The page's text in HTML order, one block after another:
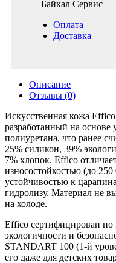
— Байкал Сервис
Оплата
Доставка
Описание
Отзывы (0)
Искусственная кожа
разработанный на
полиуретана, что ранее
25% силикон, 39%
7% хлопок. Effico
износостойкостью (до
устойчивостью к
гидролизу. Материал не
на холоде.
Effico сертифицирован
экологичности и
STANDART 100 (1-й
его даже для детских